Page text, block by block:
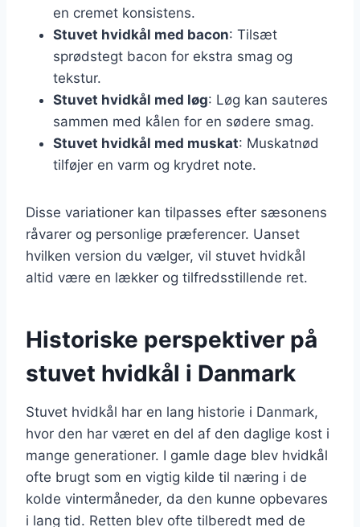
en cremet konsistens.
Stuvet hvidkål med bacon: Tilsæt
sprødstegt bacon for ekstra smag og
tekstur.
Stuvet hvidkål med løg: Løg kan sauteres
sammen med kålen for en sødere smag.
Stuvet hvidkål med muskat: Muskatnød
tilføjer en varm og krydret note.
Disse variationer kan tilpasses efter sæsonens
råvarer og personlige præferencer. Uanset
hvilken version du vælger, vil stuvet hvidkål
altid være en lækker og tilfredsstillende ret.
Historiske perspektiver på
stuvet hvidkål i Danmark
Stuvet hvidkål har en lang historie i Danmark,
hvor den har været en del af den daglige kost i
mange generationer. I gamle dage blev hvidkål
ofte brugt som en vigtig kilde til næring i de
kolde vintermåneder, da den kunne opbevares
i lang tid. Retten blev ofte tilberedt med de